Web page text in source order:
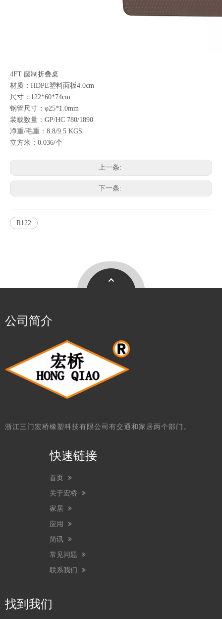
4FT 藤制折叠桌
材质：HDPE塑料面板4.0cm
尺寸：122*60*74cm
钢管尺寸：φ25*1.0mm
装载数量：GP/HC 780/1890
净重/毛重：8.8/9.5 KGS
立方米：0.036/个
上一条:
下一条:
R122
公司简介
浙江三门宏桥橡塑科技有限公司有交通和家居两个部门。
快速链接
首页
关于宏桥
家居
应用
简讯
常见问题
联系我们
找到我们